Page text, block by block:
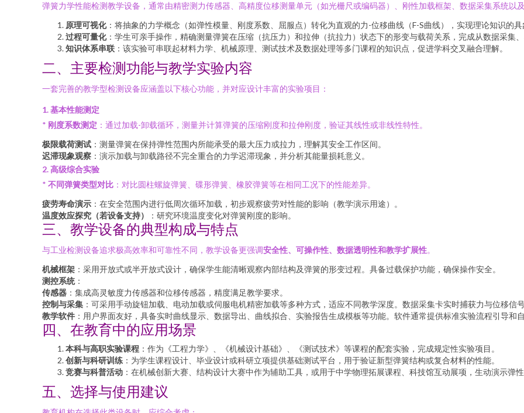
弹簧力学性能检测教学设备，通常由精密测力传感器、高精度位移测量单元（如光栅尺或编码器）、刚性加载框架、数据采集系统以
原理可视化：将抽象的力学概念（如弹性模量、刚度系数、屈服点）转化为直观的力-位移曲线（F-S曲线），实现理论知识的具
过程可量化：学生可亲手操作，精确测量弹簧在压缩（抗压力）和拉伸（抗拉力）状态下的形变与载荷关系，完成从数据采集、
知识体系串联 ：该实验可串联起材料力学、机械原理、测试技术及数据处理等多门课程的知识点，促进学科交叉融合理解。
二、主要检测功能与教学实验内容
一套完善的教学型检测设备应涵盖以下核心功能，并对应设计丰富的实验项目：
1. 基本性能测定
* 刚度系数测定 ：通过加载-卸载循环，测量并计算弹簧的压缩刚度和拉伸刚度，验证其线性或非线性特性。
极限载荷测试 ：测量弹簧在保持弹性范围内所能承受的最大压力或拉力，理解其安全工作区间。
迟滞现象观察 ：演示加载与卸载路径不完全重合的力学迟滞现象，并分析其能量损耗意义。
2. 高级综合实验
* 不同弹簧类型对比 ：对比圆柱螺旋弹簧、碟形弹簧、橡胶弹簧等在相同工况下的性能差异。
疲劳寿命演示 ：在安全范围内进行低周次循环加载，初步观察疲劳对性能的影响（教学演示用途）。
温度效应探究（若设备支持）
：研究环境温度变化对弹簧刚度的影响。
三、教学设备的典型构成与特点
与工业检测设备追求极高效率和可靠性不同，教学设备更强调安全性、可操作性、数据透明性和教学扩展性。
机械框架 ：采用开放式或半开放式设计，确保学生能清晰观察内部结构及弹簧的形变过程。具备过载保护功能，确保操作安全。
测控系统：
传感器 ：集成高灵敏度力传感器和位移传感器，精度满足教学要求。
控制与采集 ：可采用手动旋钮加载、电动加载或伺服电机精密加载等多种方式，适应不同教学深度。数据采集卡实时捕获力与位移信号
教学软件 ：用户界面友好，具备实时曲线显示、数据导出、曲线拟合、实验报告生成模板等功能。软件通常提供标准实验流程引导和
四、在教育中的应用场景
本科与高职实验课程 ：作为《工程力学》、《机械设计基础》、《测试技术》等课程的配套实验，完成规定性实验项目。
创新与科研训练 ：为学生课程设计、毕业设计或科研立项提供基础测试平台，用于验证新型弹簧结构或复合材料的性能。
竞赛与科普活动 ：在机械创新大赛、结构设计大赛中作为辅助工具，或用于中学物理拓展课程、科技馆互动展项，生动演示弹性
五、选择与使用建议